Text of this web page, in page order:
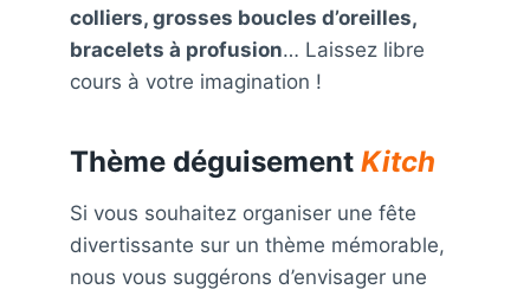
colliers, grosses boucles d’oreilles,
bracelets à profusion… Laissez libre
cours à votre imagination !
Thème déguisement Kitch
Si vous souhaitez organiser une fête
divertissante sur un thème mémorable,
nous vous suggérons d’envisager une